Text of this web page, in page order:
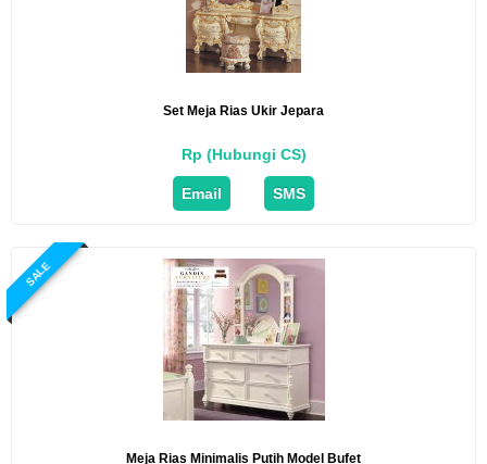
Set Meja Rias Ukir Jepara
Rp (Hubungi CS)
Email SMS
SALE
Meja Rias Minimalis Putih Model Bufet